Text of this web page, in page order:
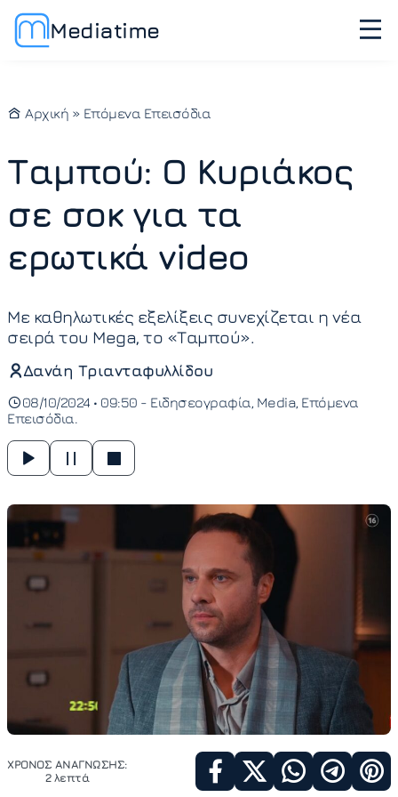
Mediatime
Αρχική » Επόμενα Επεισόδια
Ταμπού: Ο Κυριάκος
σε σοκ για τα
ερωτικά video
Με καθηλωτικές εξελίξεις συνεχίζεται η νέα
σειρά του Mega, το «Ταμπού».
Δανάη Τριανταφυλλίδου
08/10/2024 • 09:50 - Ειδησεογραφία Media Επόμενα
Επεισόδια
ΧΡΟΝΟΣ ΑΝΑΓΝΩΣΗΣ:
2 λεπτά